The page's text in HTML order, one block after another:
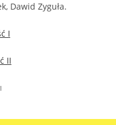
Dawid Zyguła.
I
II